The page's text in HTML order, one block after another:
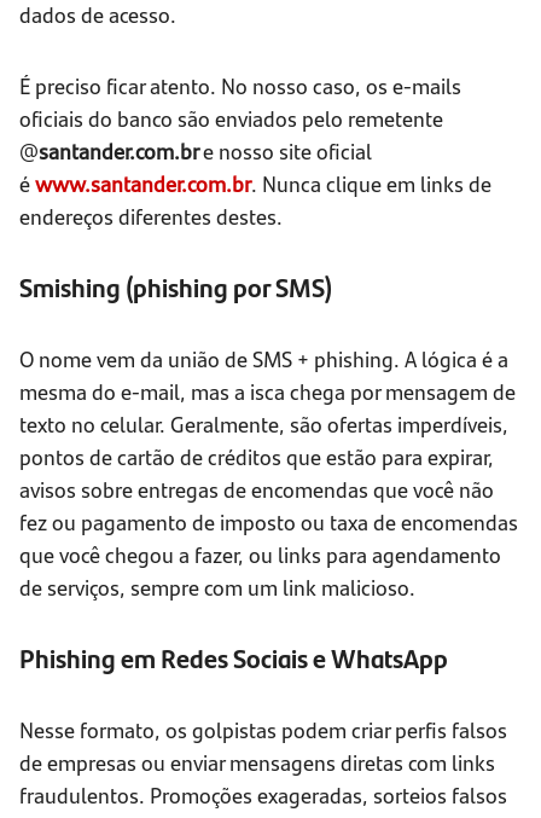
dados de acesso.
É preciso ficar atento. No nosso caso, os e-mails
oficiais do banco são enviados pelo remetente
@santander.com.bre nosso site oficial
éwww.santander.com.br. Nunca clique em links de
endereços diferentes destes.
Smishing (phishing por SMS)
O nome vem da união de SMS + phishing. A lógica é a
mesma do e-mail, mas a isca chega por mensagem de
texto no celular. Geralmente, são ofertas imperdíveis,
pontos de cartão de créditos que estão para expirar,
avisos sobre entregas de encomendas que você não
fez ou pagamento de imposto ou taxa de encomendas
que você chegou a fazer, ou links para agendamento
de serviços, sempre com um link malicioso.
Phishing em Redes Sociais e WhatsApp
Nesse formato, os golpistas podem criar perfis falsos
de empresas ou enviar mensagens diretas com links
fraudulentos. Promoções exageradas, sorteios falsos